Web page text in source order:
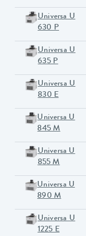
Universa U
630 P
Universa U
635 P
Universa U
830 E
Universa U
845 M
Universa U
855 M
Universa U
890 M
Universa U
1225 E